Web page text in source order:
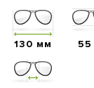
130 мм